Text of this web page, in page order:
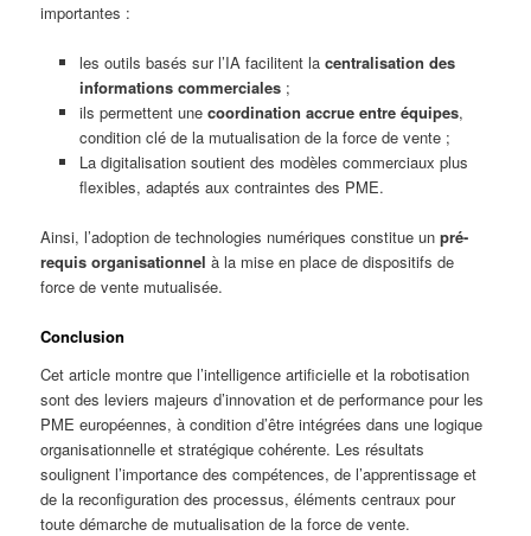
importantes :
les outils basés sur l’IA facilitent la centralisation des
informations commerciales;
ils permettent une coordination accrue entre équipes,
condition clé de la mutualisation de la force de vente ;
La digitalisation soutient des modèles commerciaux plus
flexibles, adaptés aux contraintes des PME.
Ainsi, l’adoption de technologies numériques constitue unpré-
requis organisationnel à la mise en place de dispositifs de
force de vente mutualisée.
Conclusion
Cet article montre que l’intelligence artificielle et la robotisation
sont des leviers majeurs d’innovation et de performance pour les
PME européennes, à condition d’être intégrées dans une logique
organisationnelle et stratégique cohérente. Les résultats
soulignent l’importance des compétences, de l’apprentissage et
de la reconfiguration des processus, éléments centraux pour
toute démarche de mutualisation de la force de vente.